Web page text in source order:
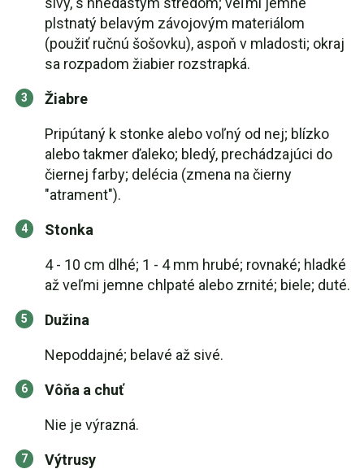
plstnatý belavým závojovým materiálom
(použiť ručnú šošovku), aspoň v mladosti; okraj
sa rozpadom žiabier rozstrapká.
Žiabre
Pripútaný k stonke alebo voľný od nej; blízko
alebo takmer ďaleko; bledý, prechádzajúci do
čiernej farby; delécia (zmena na čierny
"atrament").
Stonka
4 - 10 cm dlhé; 1 - 4 mm hrubé; rovnaké; hladké
až veľmi jemne chlpaté alebo zrnité; biele; duté.
Dužina
Nepoddajné; belavé až sivé.
Vôňa a chuť
Nie je výrazná.
Výtrusy